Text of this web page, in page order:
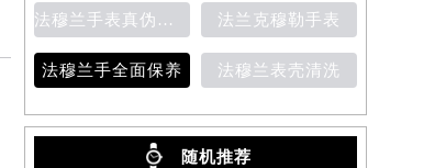
法穆兰手表真伪鉴别 法兰克穆勒手表
法穆兰手全面保养 法穆兰表壳清洗
随机推荐